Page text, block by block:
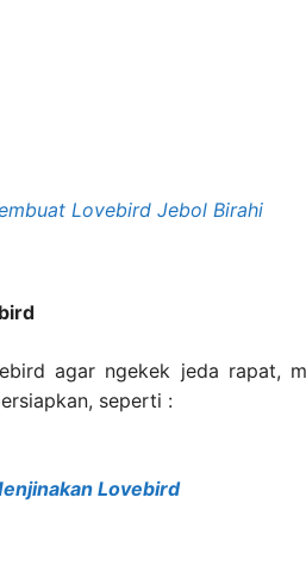
Lovebird Jebol Birahi
agar ngekek jeda rapat,
seperti :
Lovebird